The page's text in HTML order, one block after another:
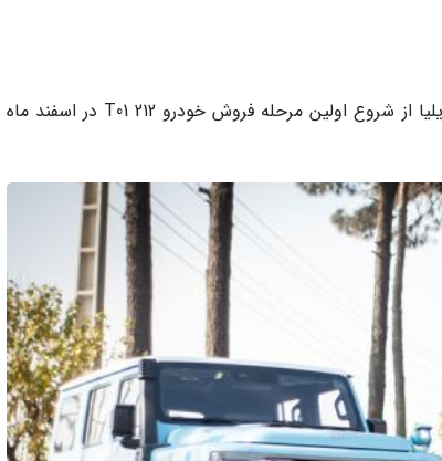
به گزارش هولی، معاون بازاریابی و فروش صنایع خودروسازی ایلیا از شروع اولین مرحله فروش خودرو 212 T01 در اسفند ماه